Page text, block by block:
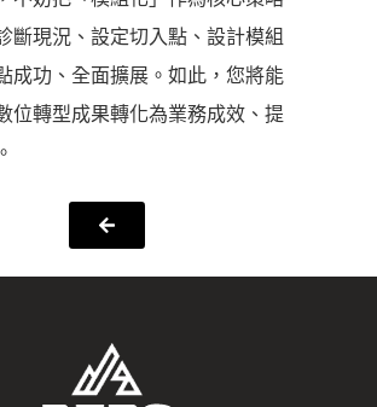
斷現況、設定切入點、設計模組
成功、全面擴展。如此，您將能
位轉型成果轉化為業務成效、提